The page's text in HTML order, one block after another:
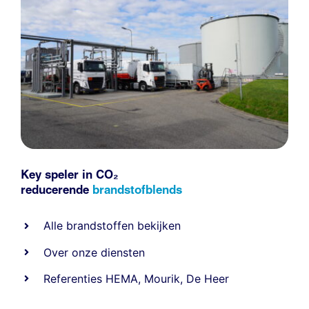
Key speler in CO₂
reducerende brandstofblends
Alle brandstoffen bekijken
Over onze diensten
Referenties HEMA, Mourik, De Heer